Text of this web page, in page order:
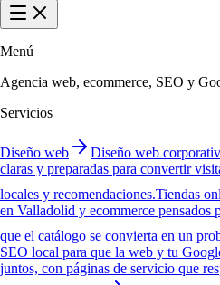
Menú
Agencia web, ecommerce, SEO y
Servicios
Diseño web
Diseño web
claras y preparadas para convertir
locales y recomendaciones.Tiendas
en Valladolid y ecommerce pensados
que el catálogo se convierta en un
SEO local para que la web y tu
juntos, con páginas de servicio que